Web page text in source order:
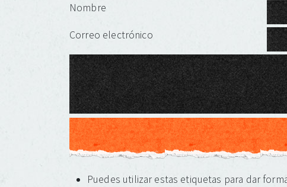
Nombre
Correo electrónico
Puedes utilizar estas etiquetas para dar